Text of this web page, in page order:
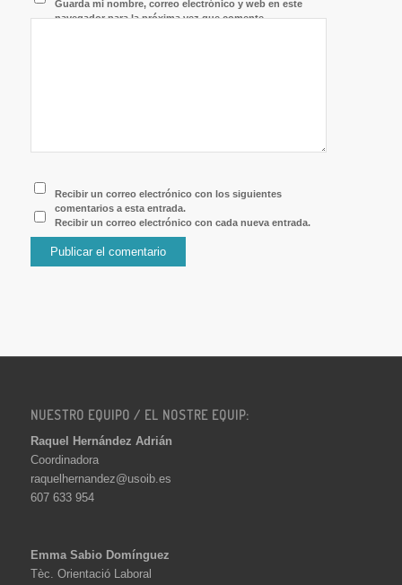
Guarda mi nombre, correo electrónico y web en este
navegador para la próxima vez que comente.
Recibir un correo electrónico con los siguientes
comentarios a esta entrada.
Recibir un correo electrónico con cada nueva entrada.
NUESTRO EQUIPO / EL NOSTRE EQUIP:
Raquel Hernández Adrián
Coordinadora
raquelhernandez@usoib.es
607 633 954
Emma Sabio Domínguez
Tèc. Orientació Laboral